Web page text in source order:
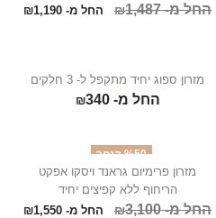
החל מ- ₪1,487 החל מ- ₪1,190
מזרון ספוג יחיד מתקפל ל- 3 חלקים
החל מ- ₪340
%50 הנחה
מזרון פרימיום גראנד ויסקו אפקט
הריחוף ללא קפיצים יחיד
החל מ- ₪3,100 החל מ- ₪1,550